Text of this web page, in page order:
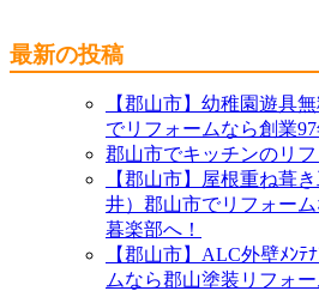
最新の投稿
【郡山市】幼稚園遊具
でリフォームなら創業
郡山市でキッチンのリ
【郡山市】屋根重ね葺
井）郡山市でリフォー
暮楽部へ！
【郡山市】ALC外壁ﾒﾝ
ムなら郡山塗装リフォー